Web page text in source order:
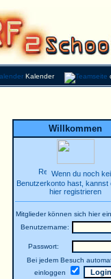
Kalender
Willkommen
Wenn du noch
Benutzerkonto hast, kannst
hier registrieren
Mitglieder können sich hier
Benutzername:
Passwort:
Bei jedem Besuch
einloggen